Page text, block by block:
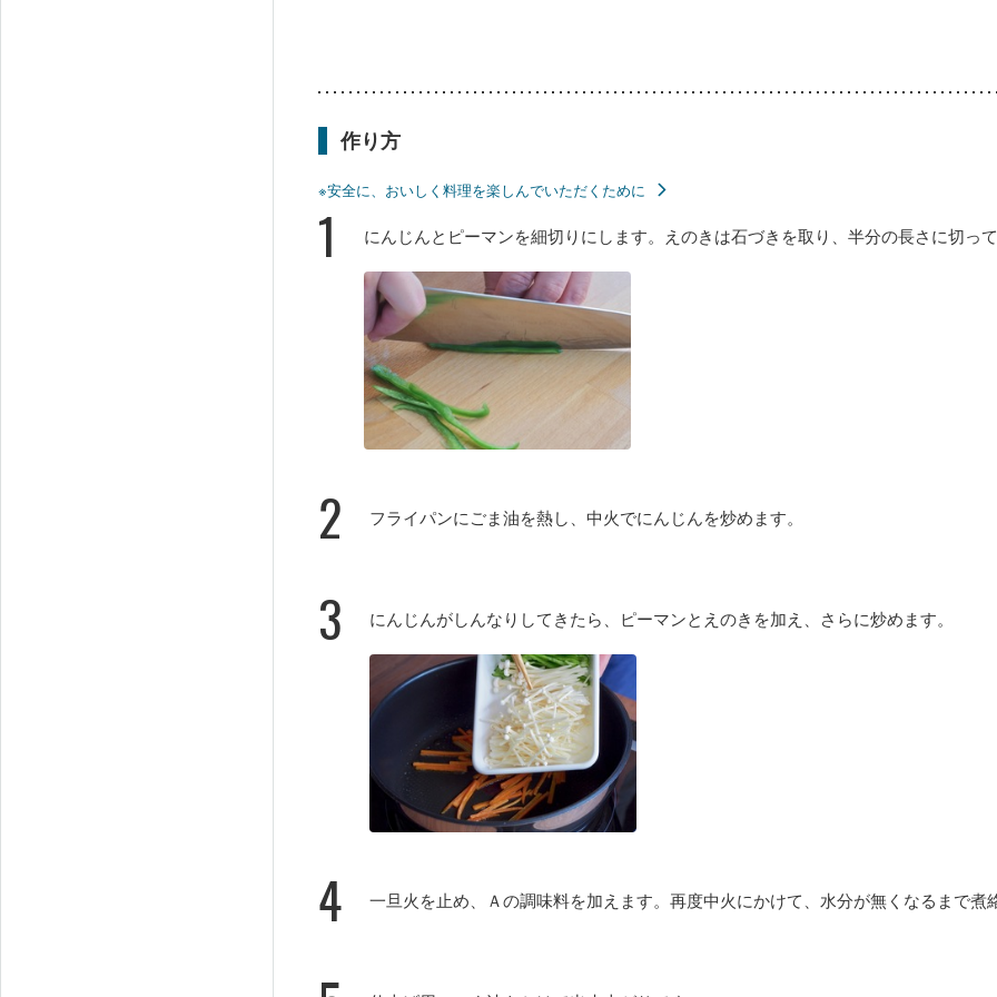
作り方
※安全に、おいしく料理を楽しんでいただくために
1 にんじんとピーマンを細切りにします。えのきは石づきを取り、半分の長さに切って
2 フライパンにごま油を熱し、中火でにんじんを炒めます。
3 にんじんがしんなりしてきたら、ピーマンとえのきを加え、さらに炒めます。
4 一旦火を止め、Ａの調味料を加えます。再度中火にかけて、水分が無くなるまで煮